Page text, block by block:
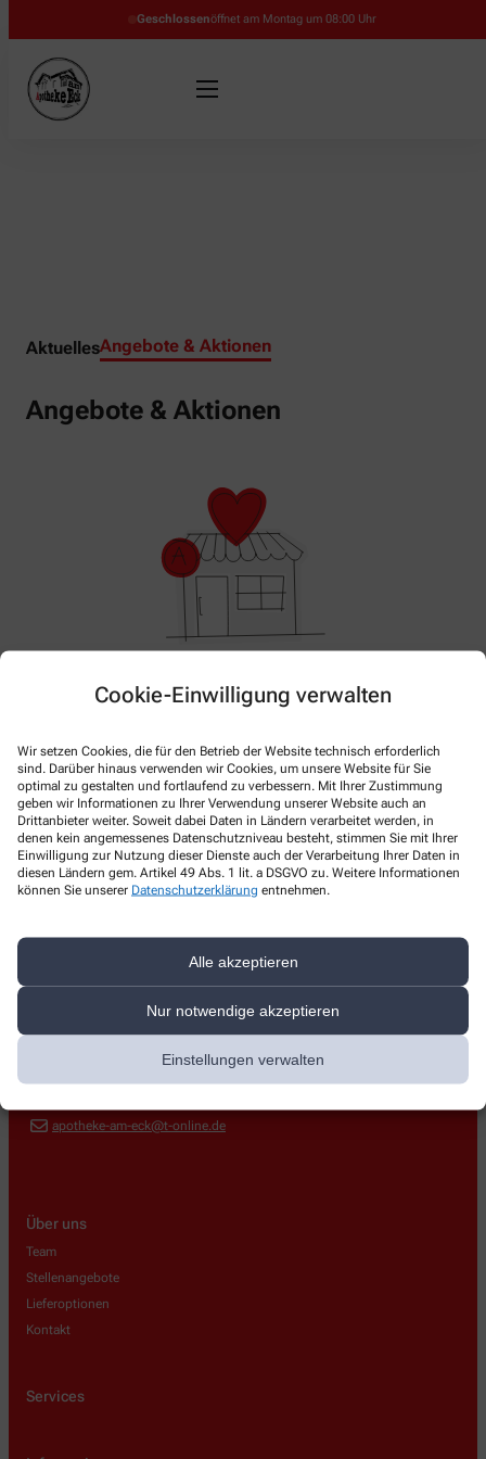
Cookie-Einwilligung verwalten
Wir setzen Cookies, die für den Betrieb der Website technisch erforderlich
sind. Darüber hinaus verwenden wir Cookies, um unsere Website für Sie
optimal zu gestalten und fortlaufend zu verbessern. Mit Ihrer Zustimmung
geben wir Informationen zu Ihrer Verwendung unserer Website auch an
Drittanbieter weiter. Soweit dabei Daten in Ländern verarbeitet werden, in
denen kein angemessenes Datenschutzniveau besteht, stimmen Sie mit Ihrer
Einwilligung zur Nutzung dieser Dienste auch der Verarbeitung Ihrer Daten in
diesen Ländern gem. Artikel 49 Abs. 1 lit. a DSGVO zu. Weitere Informationen
können Sie unserer Datenschutzerklärung entnehmen.
Alle akzeptieren
Nur notwendige akzeptieren
Einstellungen verwalten
Geschlossenöffnet am Montag um 08:00 Uhr
AktuellesAngebote & Aktionen
Angebote & Aktionen
Im Moment haben wir keine Aktionen oder Angebote.
Bitte schauen Sie später wieder vorbei!
Kontakt
Apotheke am Eck
apotheke-am-eck@t-online.de
Über uns
Team
Stellenangebote
Lieferoptionen
Kontakt
Services